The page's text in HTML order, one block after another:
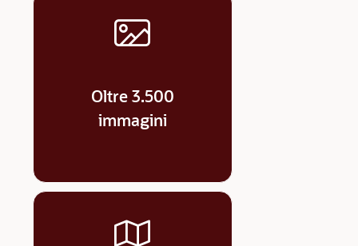
Oltre 3.500
immagini